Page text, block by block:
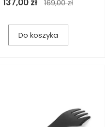
137,00 zł 169,00 zł
Do koszyka